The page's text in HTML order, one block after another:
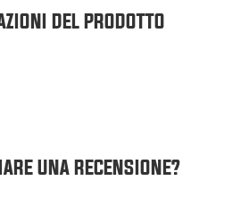
DEL PRODOTTO
UNA RECENSIONE?